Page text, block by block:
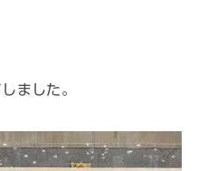
ました。